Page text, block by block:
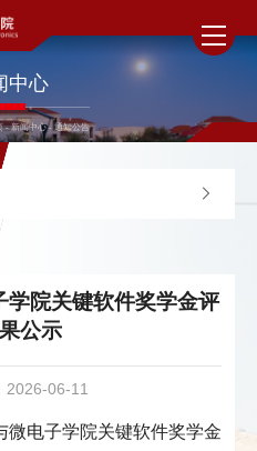
中心
- 新闻中心 - 通知公告
学院关键软件奖学金评
公示
2026-06-11
微电子学院关键软件奖学金